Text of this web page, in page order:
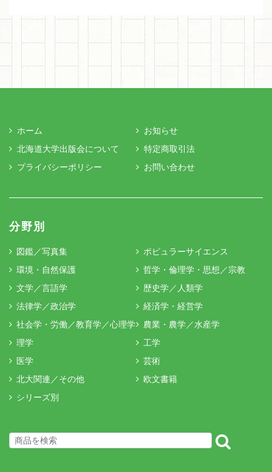
ホーム
お知らせ
北海道大学出版会について
特定商取引法
プライバシーポリシー
お問い合わせ
分野別
図鑑／写真集
ポピュラーサイエンス
環境・自然保護
哲学・倫理学・思想／宗教
文学／言語学
歴史学／人類学
法律学／政治学
経済学・経営学
社会学・労働／教育学／心理学
農業・農学／水産学
理学
工学
医学
芸術
北大関連／その他
欧文書籍
シリーズ別